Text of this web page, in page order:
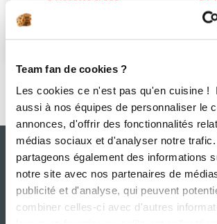
Team fan de cookies ?
Les cookies ce n'est pas qu'en cuisine !
aussi à nos équipes de personnaliser le
annonces, d'offrir des fonctionnalités
médias sociaux et d'analyser notre
partageons également des informations
notre site avec nos partenaires de
publicité et d'analyse, qui peuvent
combiner celles-ci avec d'autres